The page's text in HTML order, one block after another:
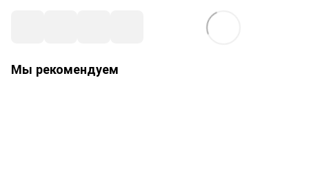
Мы рекомендуем